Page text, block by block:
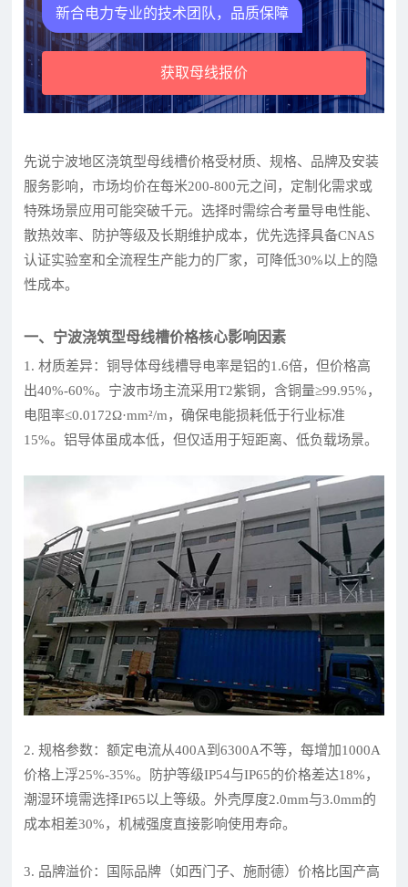
新合电力专业的技术团队，品质保障
获取母线报价
先说宁波地区浇筑型母线槽价格受材质、规格、品牌及安装
服务影响，市场均价在每米200-800元之间，定制化需求或
特殊场景应用可能突破千元。选择时需综合考量导电性能、
散热效率、防护等级及长期维护成本，优先选择具备CNAS
认证实验室和全流程生产能力的厂家，可降低30%以上的隐
性成本。
一、宁波浇筑型母线槽价格核心影响因素
1. 材质差异：铜导体母线槽导电率是铝的1.6倍，但价格高
出40%-60%。宁波市场主流采用T2紫铜，含铜量≥99.95%，
电阻率≤0.0172Ω·mm²/m，确保电能损耗低于行业标准
15%。铝导体虽成本低，但仅适用于短距离、低负载场景。
2. 规格参数：额定电流从400A到6300A不等，每增加1000A
价格上浮25%-35%。防护等级IP54与IP65的价格差达18%，
潮湿环境需选择IP65以上等级。外壳厚度2.0mm与3.0mm的
成本相差30%，机械强度直接影响使用寿命。
3. 品牌溢价：国际品牌（如西门子、施耐德）价格比国产高